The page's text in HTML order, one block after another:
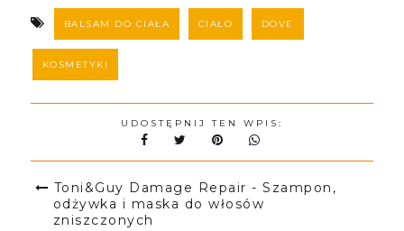
BALSAM DO CIAŁA CIAŁO DOVE
KOSMETYKI
UDOSTĘPNIJ TEN WPIS:
Toni&Guy Damage Repair - Szampon,
odżywka i maska do włosów
zniszczonych